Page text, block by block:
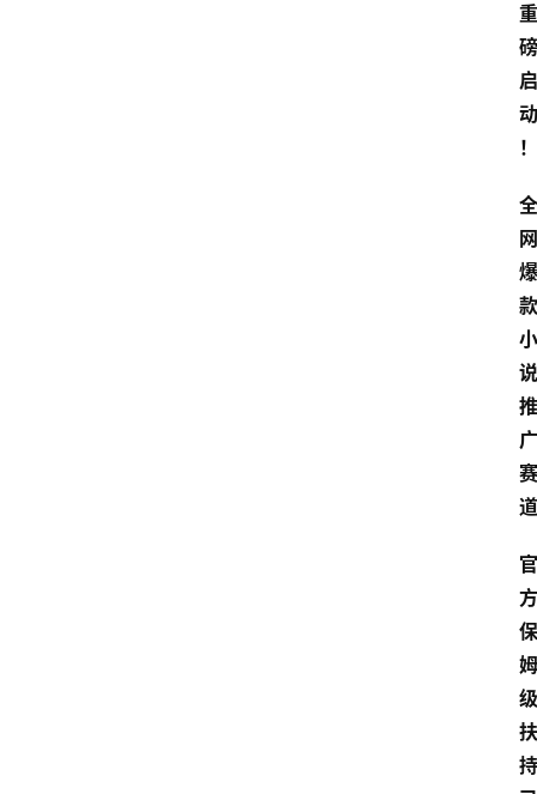
重
磅
启
动
！
全
网
爆
款
小
说
推
广
赛
道
官
方
保
姆
级
扶
持